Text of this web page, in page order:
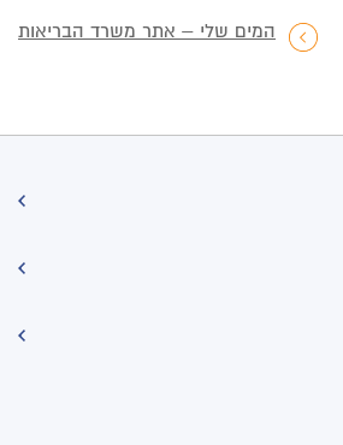
המים שלי – אתר משרד הבריאות